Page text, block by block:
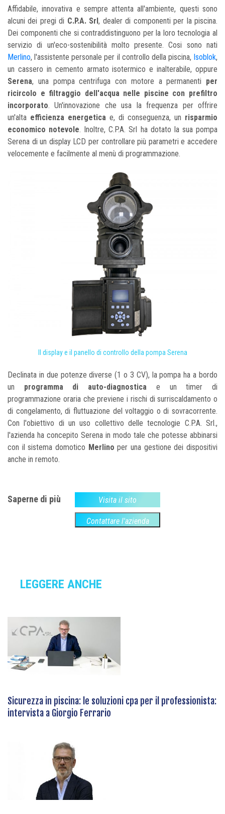
Affidabile, innovativa e sempre attenta all'ambiente, questi sono
alcuni dei pregi di C.P.A. Srl, dealer di componenti per la piscina.
Dei componenti che si contraddistinguono per la loro tecnologia al
servizio di un'eco-sostenibilità molto presente. Cosi sono nati
Merlino, l'assistente personale per il controllo della piscina, Isoblok,
un cassero in cemento armato isotermico e inalterabile, oppure
Serena, una pompa centrifuga con motore a permanenti per
ricircolo e filtraggio dell'acqua nelle piscine con prefiltro
incorporato. Un'innovazione che usa la frequenza per offrire
un'alta efficienza energetica e, di conseguenza, un risparmio
economico notevole. Inoltre, C.P.A. Srl ha dotato la sua pompa
Serena di un display LCD per controllare più parametri e accedere
velocemente e facilmente al menù di programmazione.
Il display e il panello di controllo della pompa Serena
Declinata in due potenze diverse (1 o 3 CV), la pompa ha a bordo
un programma di auto-diagnostica e un timer di
programmazione oraria che previene i rischi di surriscaldamento o
di congelamento, di fluttuazione del voltaggio o di sovracorrente.
Con l'obiettivo di un uso collettivo delle tecnologie C.P.A. Srl.,
l'azienda ha concepito Serena in modo tale che potesse abbinarsi
con il sistema domotico Merlino per una gestione dei dispositivi
anche in remoto.
Saperne di più Visita il sito
Contattare l'azienda
LEGGERE ANCHE
Sicurezza in piscina: le soluzioni cpa per il professionista:
intervista a Giorgio Ferrario